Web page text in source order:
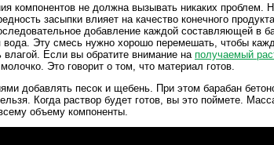
компонентов не должна вызывать никаких проблем.
засыпки влияет на качество конечного
добавление каждой составляющей в
вода. Эту смесь нужно хорошо перемешать, чтобы
Если вы обратите внимание на получаемый
Это говорит о том, что материал готов.
добавлять песок и щебень. При этом барабан
Когда раствор будет готов, вы это поймете.
объему компоненты.